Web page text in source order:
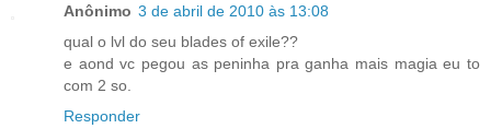
Anônimo 3 de abril de 2010 às 13:08
qual o lvl do seu blades of exile??
e aond vc pegou as peninha pra ganha mais magia eu to
com 2 so.
Responder